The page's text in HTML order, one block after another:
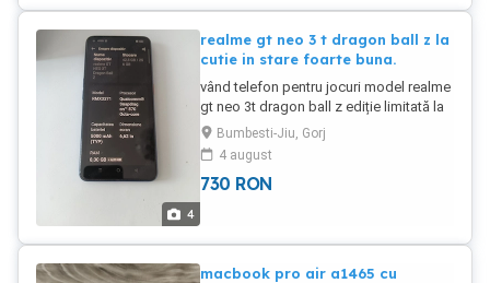
4
realme gt neo 3 t dragon ball z la
cutie in stare foarte buna.
vând telefon pentru jocuri model realme
gt neo 3t dragon ball z ediție limitată la
cutie cu încărcător original.Este un
telefon puternic și scump pentru
cunoscători.Are 8+8 giga rami și 256
giga memorie.
Bumbesti-Jiu, Gorj
4 august
730 RON
macbook pro air a1465 cu